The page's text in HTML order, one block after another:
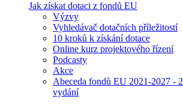
Jak získat dotaci z fondů EU
Výzvy
Vyhledávač dotačních příležitostí
10 kroků k získání dotace
Online kurz projektového řízení
Podcasty
Akce
Abeceda fondů EU 2021-2027 -
vydání